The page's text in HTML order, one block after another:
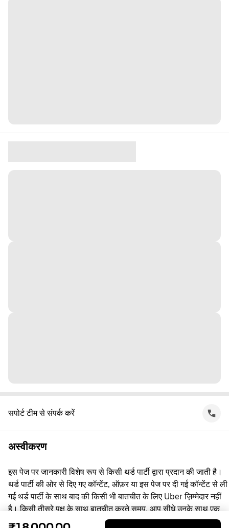
सपोर्ट टीम से संपर्क करें
अस्वीकरण
इस पेज पर जानकारी विशेष रूप से किसी थर्ड पार्टी द्वारा प्रदान की जाती है।
थर्ड पार्टी की ओर से दिए गए कॉन्टेंट, ऑफ़र या इस पेज पर दी गई कॉन्टेंट से ली
गई थर्ड पार्टी के साथ बाद की किसी भी बातचीत के लिए Uber ज़िम्मेदार नहीं
है। किसी तीसरे पक्ष के साथ बातचीत करते समय, आप सीधे उनके साथ एक
समझौता करते हैं, जिसमें Uber पक्षकार नहीं है। सवाल पूछने के लिए, कृपया